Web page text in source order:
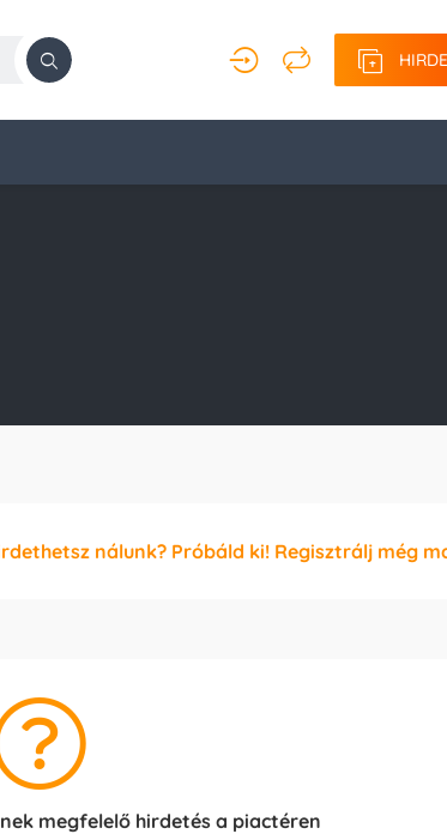
nálunk? Próbáld ki! Regisztrálj még
megfelelő hirdetés a piactéren